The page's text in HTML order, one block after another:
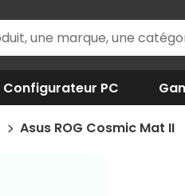
Configurateur PC
Asus ROG Cosmic Mat II